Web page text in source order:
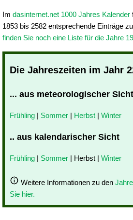
Im dasinternet.net 1000 Jahres Kalender
1853 bis 2582 entsprechende Einträge
finden Sie noch eine Liste für die Jahre
Die Jahreszeiten im Jahr
... aus meteorologischer Sicht
Frühling | Sommer | Herbst | Winter
.. aus kalendarischer Sicht
Frühling | Sommer | Herbst | Winter
Weitere Informationen zu den
Sie hier.